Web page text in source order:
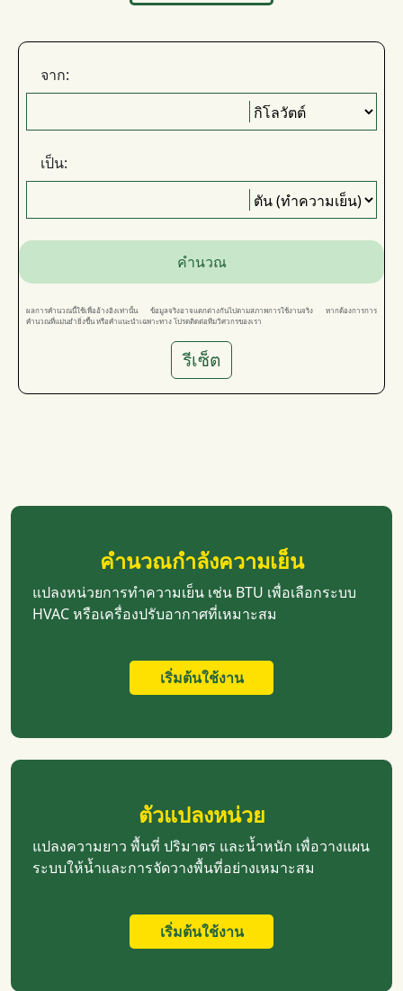
จาก:
เป็น:
คำนวณ
ผลการคำนวณนี้ใช้เพื่ออ้างอิงเท่านั้น ข้อมูลจริงอาจแตกต่างกันไปตามสภาพการใช้งานจริง หากต้องการการ
คำนวณที่แม่นยำยิ่งขึ้น หรือคำแนะนำเฉพาะทาง โปรดติดต่อทีมวิศวกรของเรา
รีเซ็ต
คำนวณกำลังความเย็น
แปลงหน่วยการทำความเย็น เช่น BTU เพื่อเลือกระบบ
HVAC หรือเครื่องปรับอากาศที่เหมาะสม
เริ่มต้นใช้งาน
ตัวแปลงหน่วย
แปลงความยาว พื้นที่ ปริมาตร และน้ำหนัก เพื่อวางแผน
ระบบให้น้ำและการจัดวางพื้นที่อย่างเหมาะสม
เริ่มต้นใช้งาน